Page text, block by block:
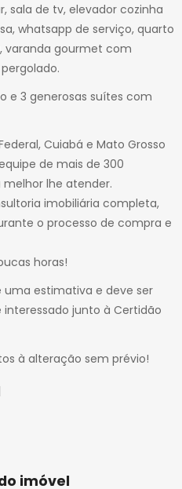
sala de tv, elevador cozinha
whatsapp de serviço, quarto
varanda gourmet com
e 3 generosas suítes com
Cuiabá e Mato Grosso
de mais de 300
lhe atender.
imobiliária completa,
o processo de compra e
horas!
uma estimativa e deve ser
junto à Certidão
à alteração sem prévio!
imóvel